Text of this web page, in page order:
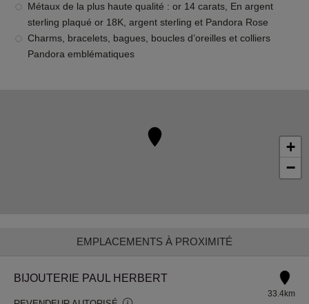
Métaux de la plus haute qualité : or 14 carats, En argent
sterling plaqué or 18K, argent sterling et Pandora Rose
Charms, bracelets, bagues, boucles d’oreilles et colliers
Pandora emblématiques
+
−
EMPLACEMENTS À PROXIMITÉ
BIJOUTERIE PAUL HERBERT
33.4km